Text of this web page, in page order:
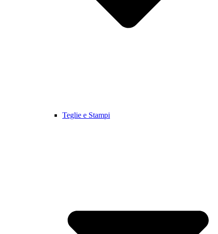
Teglie e Stampi